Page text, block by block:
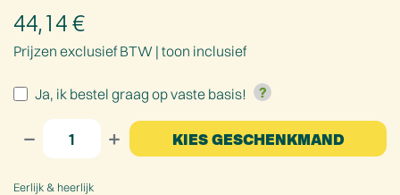
44,14 €
Prijzen exclusief BTW | toon inclusief
Ja, ik bestel graag op vaste basis!
KIES GESCHENKMAND
Eerlijk & heerlijk